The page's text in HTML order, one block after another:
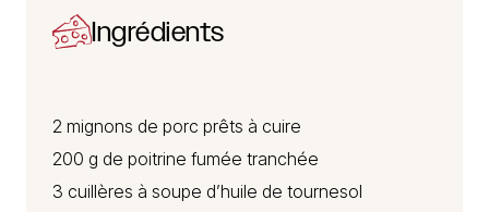
Ingrédients
2 mignons de porc prêts à cuire
200 g de poitrine fumée tranchée
3 cuillères à soupe d’huile de tournesol